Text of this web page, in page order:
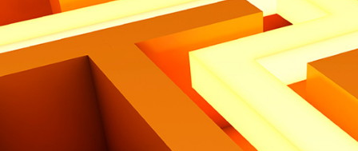
News
Clienti
Heritage